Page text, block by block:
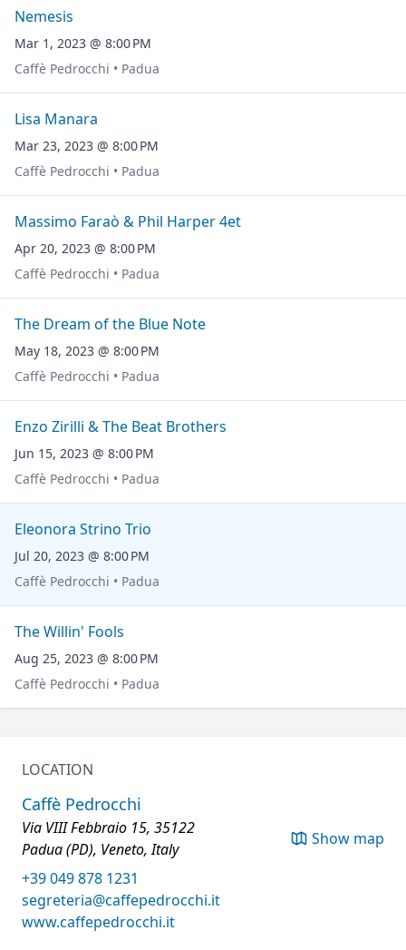
Nemesis
Mar 1, 2023 @ 8:00 PM
Caffè Pedrocchi • Padua
Lisa Manara
Mar 23, 2023 @ 8:00 PM
Caffè Pedrocchi • Padua
Massimo Faraò & Phil Harper 4et
Apr 20, 2023 @ 8:00 PM
Caffè Pedrocchi • Padua
The Dream of the Blue Note
May 18, 2023 @ 8:00 PM
Caffè Pedrocchi • Padua
Enzo Zirilli & The Beat Brothers
Jun 15, 2023 @ 8:00 PM
Caffè Pedrocchi • Padua
Eleonora Strino Trio
Jul 20, 2023 @ 8:00 PM
Caffè Pedrocchi • Padua
The Willin' Fools
Aug 25, 2023 @ 8:00 PM
Caffè Pedrocchi • Padua
LOCATION
Caffè Pedrocchi
Via VIII Febbraio 15, 35122
Padua (PD), Veneto, Italy
Show map
+39 049 878 1231
segreteria@caffepedrocchi.it
www.caffepedrocchi.it